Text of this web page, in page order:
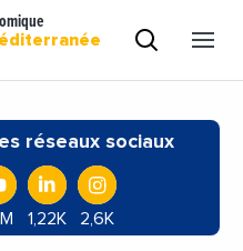
réseaux sociaux
1,22K 2,6K